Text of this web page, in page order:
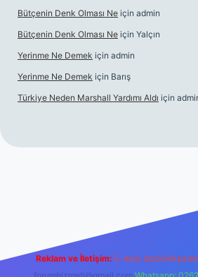
Bütçenin Denk Olması Ne için admin
Bütçenin Denk Olması Ne için Yalçın
Yerinme Ne Demek için admin
Yerinme Ne Demek için Barış
Türkiye Neden Marshall Yardımı Aldı için
Reklam ve İletişim: E-mail: